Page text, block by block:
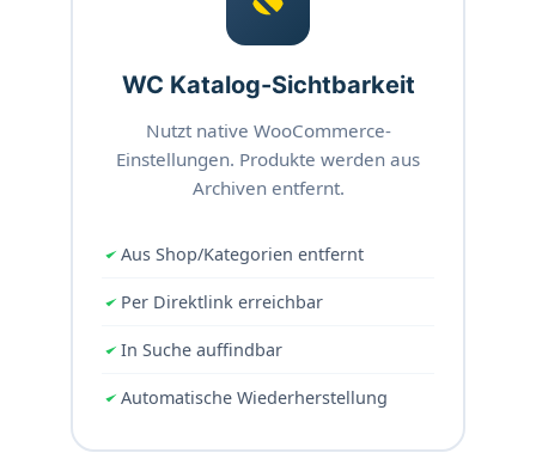
WC Katalog-Sichtbarkeit
Nutzt native WooCommerce-
Einstellungen. Produkte werden aus
Archiven entfernt.
Aus Shop/Kategorien entfernt
Per Direktlink erreichbar
In Suche auffindbar
Automatische Wiederherstellung